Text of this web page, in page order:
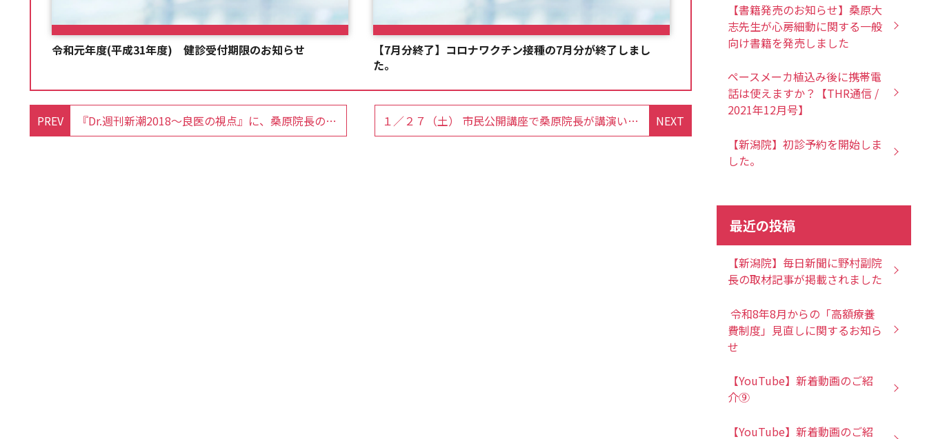
令和元年度(平成31年度) 健診受付期限のお知らせ
【7月分終了】コロナワクチン接種の7月分が終了しまし
た。
PREV 『Dr.週刊新潮2018～良医の視点』に、桑原院長の記事が掲載されました。 NEXT
１／２７（土） 市民公開講座で桑原院長が講演いたしました。
【書籍発売のお知らせ】桑原大
志先生が心房細動に関する一般
向け書籍を発売しました
ペースメーカ植込み後に携帯電
話は使えますか？【THR通信 /
2021年12月号】
【新潟院】初診予約を開始しま
した。
最近の投稿
【新潟院】毎日新聞に野村副院
長の取材記事が掲載されました
令和8年8月からの「高額療養
費制度」見直しに関するお知ら
せ
【YouTube】新着動画のご紹
介⑨
【YouTube】新着動画のご紹